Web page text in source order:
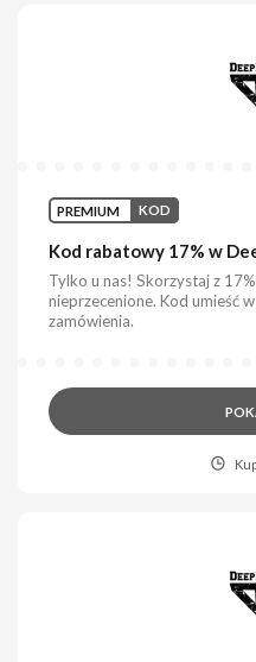
PREMIUM KOD
Kod rabatowy 17% w
Tylko u nas! Skorzystaj z
nieprzecenione. Kod umieść
zamówienia.